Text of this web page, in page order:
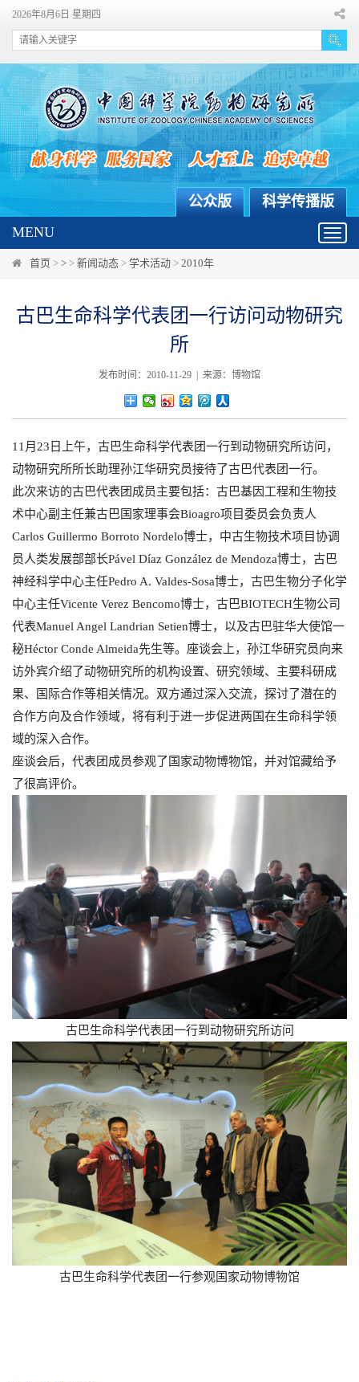
2026年8月6日 星期四
科学传播版
公众版
MENU
首页 > > > 新闻动态 > 学术活动 > 2010年
古巴生命科学代表团一行访问动物研究
所
发布时间：2010-11-29 | 来源：博物馆
11月23日上午，古巴生命科学代表团一行到动物研究所访问，
动物研究所所长助理孙江华研究员接待了古巴代表团一行。
此次来访的古巴代表团成员主要包括：古巴基因工程和生物技
术中心副主任兼古巴国家理事会Bioagro项目委员会负责人
Carlos Guillermo Borroto Nordelo博士，中古生物技术项目协调
员人类发展部部长Pável Díaz González de Mendoza博士，古巴
神经科学中心主任Pedro A. Valdes-Sosa博士，古巴生物分子化学
中心主任Vicente Verez Bencomo博士，古巴BIOTECH生物公司
代表Manuel Angel Landrian Setien博士，以及古巴驻华大使馆一
秘Héctor Conde Almeida先生等。座谈会上，孙江华研究员向来
访外宾介绍了动物研究所的机构设置、研究领域、主要科研成
果、国际合作等相关情况。双方通过深入交流，探讨了潜在的
合作方向及合作领域，将有利于进一步促进两国在生命科学领
域的深入合作。
座谈会后，代表团成员参观了国家动物博物馆，并对馆藏给予
了很高评价。
古巴生命科学代表团一行到动物研究所访问
古巴生命科学代表团一行参观国家动物博物馆